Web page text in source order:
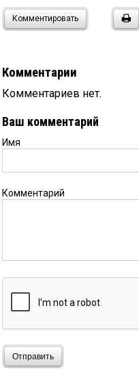
Комментировать
Комментарии
Комментариев нет.
Ваш комментарий
Имя
Комментарий
Отправить